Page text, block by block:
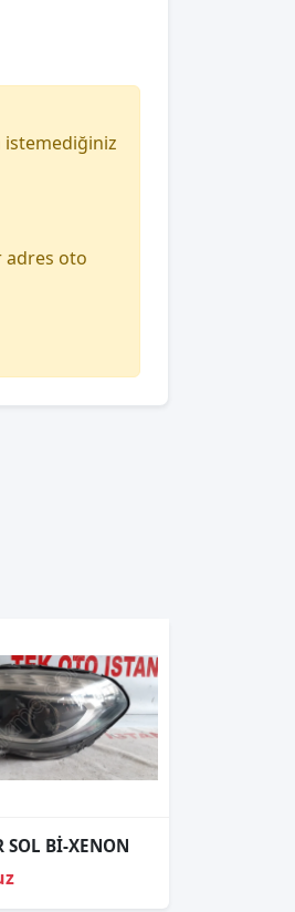
istemediğiniz
adres oto
SOL Bİ-XENON